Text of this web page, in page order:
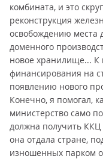
комбината, и это
реконструкция
освобождению места
доменного
новое хранилище... К
финансирования на
появлению нового
Конечно, я помогал,
министерство само
должна получить
она отдала стране,
изношенных парком